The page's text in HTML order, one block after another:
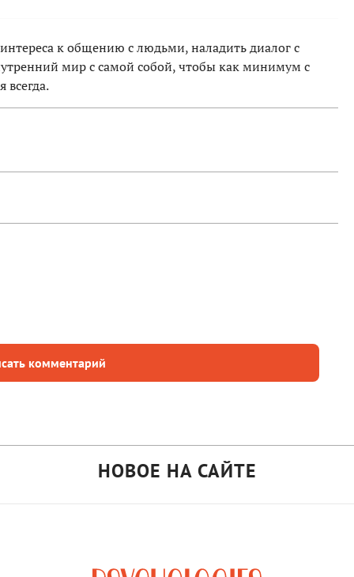
к общению с людьми, наладить диалог с
мир с самой собой, чтобы как минимум с
всегда.
комментарий
НОВОЕ НА САЙТЕ